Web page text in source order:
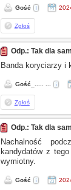
Gość
Zgłoś
Odp.: Tak dla
Banda koryciarzy i
Gość_..... ...
Zgłoś
Odp.: Tak dla
Nachalność
kandydatów z tego
wymiotny.
Gość